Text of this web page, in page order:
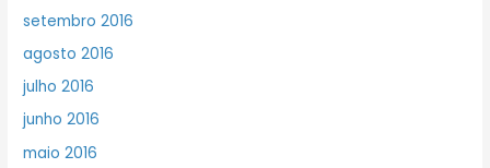
setembro 2016
agosto 2016
julho 2016
junho 2016
maio 2016